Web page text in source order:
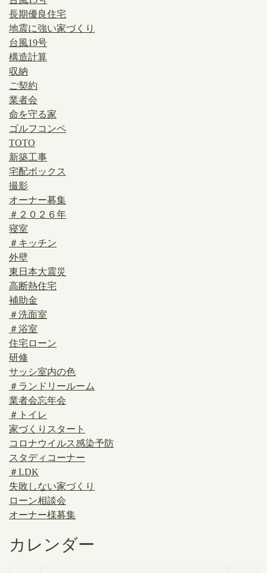
長期優良住宅
地震に強い家づくり
台風19号
構造計算
収納
ご契約
業者会
命を守る家
ゴルフコンペ
TOTO
新築工事
宅配ボックス
撮影
オーナー募集
＃２０２６年
寝室
＃キッチン
外壁
東日本大震災
高断熱住宅
補助金
＃洗面室
＃浴室
住宅ローン
研修
サッシ室内の色
＃ランドリールーム
業者会忘年会
＃トイレ
家づくりスタート
コロナウイルス感染予防
スタディコーナー
＃LDK
失敗しない家づくり
ローン相談会
オーナー様募集
カレンダー